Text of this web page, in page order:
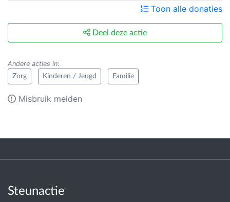
Toon alle donaties
Deel deze actie
Andere acties in:
Zorg Kinderen / Jeugd Familie
Misbruik melden
Steunactie